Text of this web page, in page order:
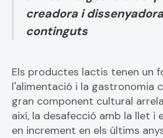
creadora i
continguts
Els productes lactis tenen un
l'alimentació i la gastronomia
gran component cultural
així, la desafecció amb la llet i
en increment en els últims